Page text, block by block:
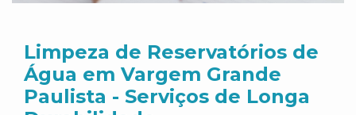
Limpeza de Reservatórios de
Água em Vargem Grande
Paulista - Serviços de Longa